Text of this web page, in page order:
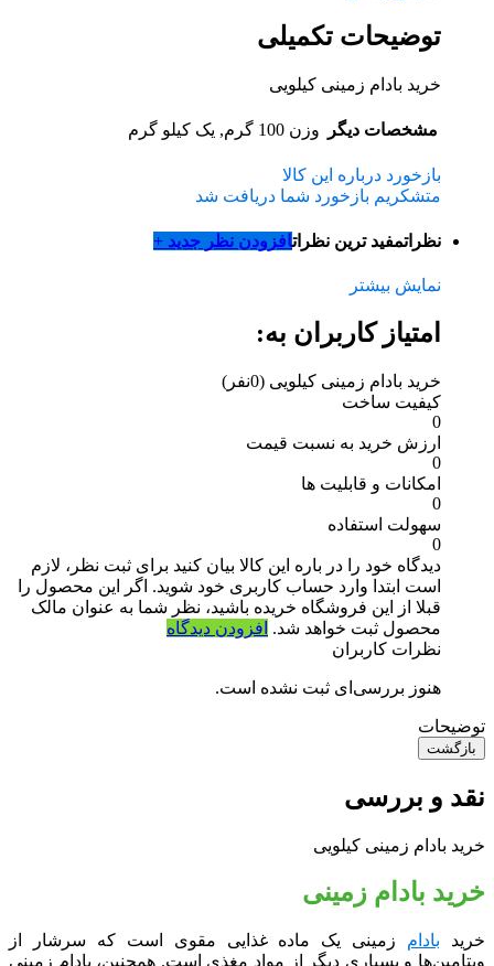
توضیحات تکمیلی
خرید بادام زمینی کیلویی
مشخصات دیگر وزن 100 گرم, یک کیلو گرم
بازخورد درباره این کالا
متشکریم بازخورد شما دریافت شد
نظراتمفید ترین نظراتافزودن نظر جدید +
نمایش بیشتر
امتیاز کاربران به:
خرید بادام زمینی کیلویی (0نفر)
کیفیت ساخت
0
ارزش خرید به نسبت قیمت
0
امکانات و قابلیت ها
0
سهولت استفاده
0
دیدگاه خود را در باره این کالا بیان کنید برای ثبت نظر، لازم
است ابتدا وارد حساب کاربری خود شوید. اگر این محصول را
قبلا از این فروشگاه خریده باشید، نظر شما به عنوان مالک
محصول ثبت خواهد شد. افزودن دیدگاه
نظرات کاربران
هنوز بررسی‌ای ثبت نشده است.
توضیحات
بازگشت
نقد و بررسی
خرید بادام زمینی کیلویی
خرید بادام زمینی
خرید بادام زمینی یک ماده غذایی مقوی است که سرشار از
ویتامین‌ها و بسیاری دیگر از مواد مغذی است. همچنین، بادام زمینی